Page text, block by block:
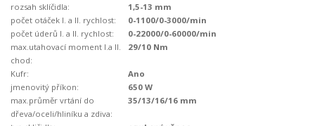
rozsah sklíčidla:
1,5-13 mm
počet otáček I. a II. rychlost:
0-1100/0-3000/min
počet úderů I. a II. rychlost:
0-22000/0-60000/min
max.utahovací moment I.a II.
chod:
29/10 Nm
Kufr:
Ano
jmenovitý příkon:
650 W
max.průměr vrtání do
dřeva/oceli/hliníku a zdiva:
35/13/16/16 mm